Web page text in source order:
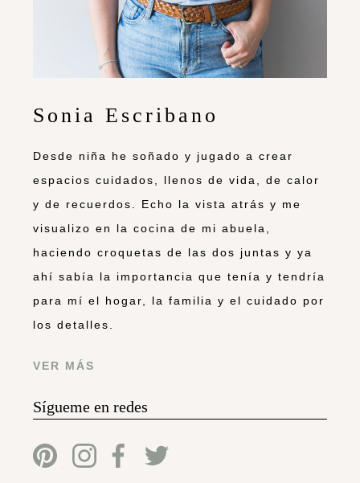
Sonia Escribano
Desde niña he soñado y jugado a crear
espacios cuidados, llenos de vida, de calor
y de recuerdos. Echo la vista atrás y me
visualizo en la cocina de mi abuela,
haciendo croquetas de las dos juntas y ya
ahí sabía la importancia que tenía y tendría
para mí el hogar, la familia y el cuidado por
los detalles.
VER MÁS
Sígueme en redes